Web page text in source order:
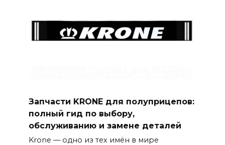
Запчасти KRONE для полуприцепов:
полный гид по выбору,
обслуживанию и замене деталей
Krone — одно из тех имён в мире